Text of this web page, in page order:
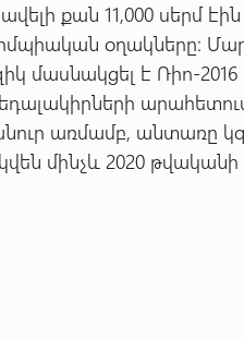
քան 11,000 սերմ էին
օղակները:
մասնակցել է Ռիո-2016
առմամբ, անտառը
մինչև 2020 թվականի